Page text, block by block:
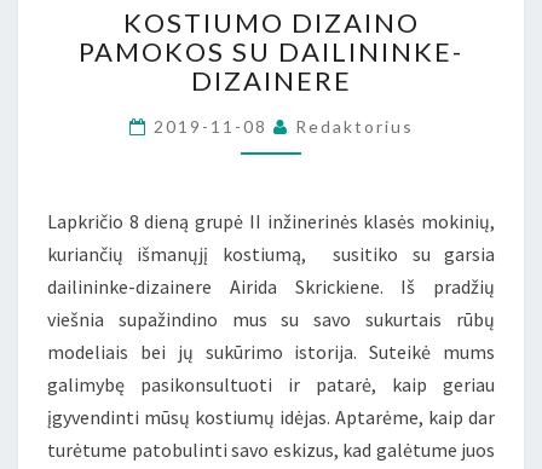
DIZAINO
PAMOKOS
SU
DIZAINERE
KOSTIUMO DIZAINO
PAMOKOS SU DAILININKE-
DIZAINERE
2019-11-08 Redaktorius
Lapkričio 8 dieną grupė II inžinerinės klasės mokinių,
kuriančių išmanųjį kostiumą, susitiko su garsia
dailininke-dizainere Airida Skrickiene. Iš pradžių
viešnia supažindino mus su savo sukurtais rūbų
modeliais bei jų sukūrimo istorija. Suteikė mums
galimybę pasikonsultuoti ir patarė, kaip geriau
įgyvendinti mūsų kostiumų idėjas. Aptarėme, kaip dar
turėtume patobulinti savo eskizus, kad galėtume juos